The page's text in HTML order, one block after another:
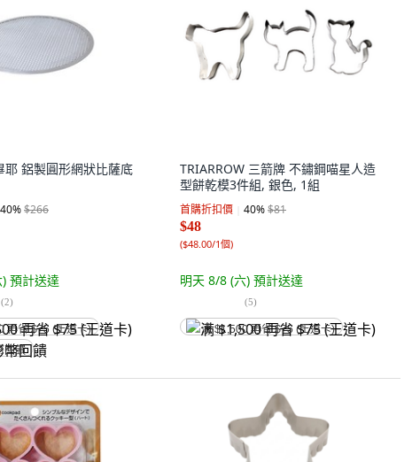
鋁製圓形網狀比薩底
40%$266
預計送達
(2)
再省 $75 (王道卡)
回饋
TRIARROW 三箭牌 不鏽鋼喵星人造
型餅乾模3件組, 銀色, 1組
首購折扣價 40%$81
$48
($48.00/1個)
明天 8/8 (六) 預計送達
(5)
满 $1,500 再省 $75 (王道卡)